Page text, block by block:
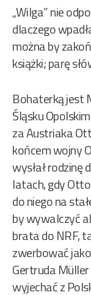
„Wilga” nie
dlaczego
można by
książki; parę
Bohaterką jest
Śląsku
za Austriaka
końcem wojny
wysłał rodzinę
latach, gdy
do niego na
by wywalczyć
brata do NRF,
zwerbować
Gertruda Müller
wyjechać z